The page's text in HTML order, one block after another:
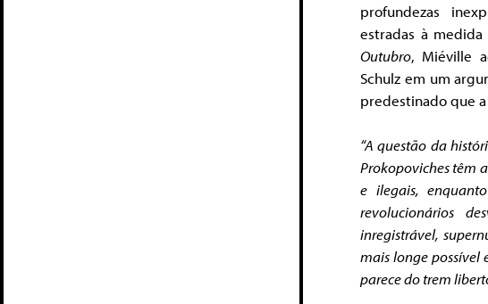
profundezas
estradas à
Outubro, Miéville
Schulz em um
predestinado que
“A questão da
Prokopoviches têm
e ilegais,
revolucionários
inregistrável,
mais longe possível
parece do trem